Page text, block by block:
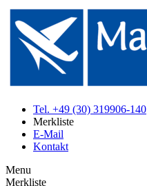
Tel. +49 (30) 319906-140
Merkliste
E-Mail
Kontakt
Menu
Merkliste